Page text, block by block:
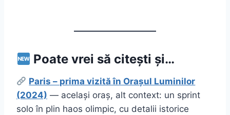
Poate vrei să citești și…
Paris – prima vizită în Orașul Luminilor
(2024) — același oraș, alt context: un sprint
solo în plin haos olimpic, cu detalii istorice